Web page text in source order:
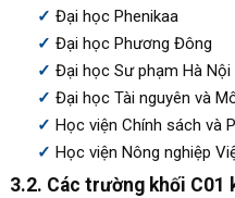
Đại học Phenikaa
Đại học Phương Đông
Đại học Sư phạm Hà Nội
Đại học Tài nguyên và
Học viện Chính sách và
Học viện Nông nghiệp
3.2. Các trường khối C01